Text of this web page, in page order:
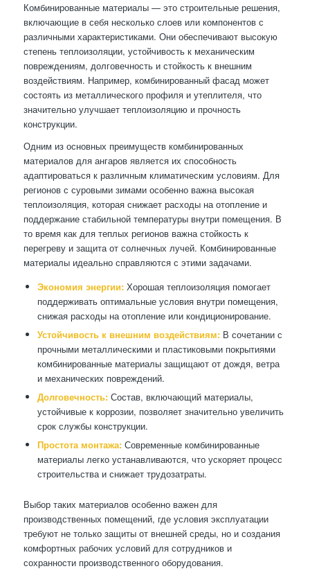
Комбинированные материалы — это строительные решения,
включающие в себя несколько слоев или компонентов с
различными характеристиками. Они обеспечивают высокую
степень теплоизоляции, устойчивость к механическим
повреждениям, долговечность и стойкость к внешним
воздействиям. Например, комбинированный фасад может
состоять из металлического профиля и утеплителя, что
значительно улучшает теплоизоляцию и прочность
конструкции.
Одним из основных преимуществ комбинированных
материалов для ангаров является их способность
адаптироваться к различным климатическим условиям. Для
регионов с суровыми зимами особенно важна высокая
теплоизоляция, которая снижает расходы на отопление и
поддержание стабильной температуры внутри помещения. В
то время как для теплых регионов важна стойкость к
перегреву и защита от солнечных лучей. Комбинированные
материалы идеально справляются с этими задачами.
Экономия энергии:Хорошая теплоизоляция помогает
поддерживать оптимальные условия внутри помещения,
снижая расходы на отопление или кондиционирование.
Устойчивость к внешним воздействиям:В сочетании с
прочными металлическими и пластиковыми покрытиями
комбинированные материалы защищают от дождя, ветра
и механических повреждений.
Долговечность:Состав, включающий материалы,
устойчивые к коррозии, позволяет значительно увеличить
срок службы конструкции.
Простота монтажа:Современные комбинированные
материалы легко устанавливаются, что ускоряет процесс
строительства и снижает трудозатраты.
Выбор таких материалов особенно важен для
производственных помещений, где условия эксплуатации
требуют не только защиты от внешней среды, но и создания
комфортных рабочих условий для сотрудников и
сохранности производственного оборудования.